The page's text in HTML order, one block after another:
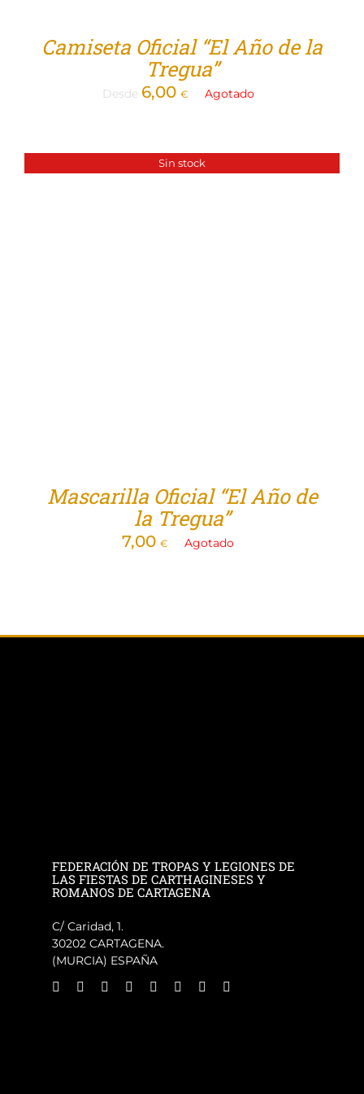
Camiseta Oficial “El Año de la
Tregua”
Desde 6,00 € Agotado
Sin stock
Mascarilla Oficial “El Año de
la Tregua”
7,00 € Agotado
FEDERACIÓN DE TROPAS Y LEGIONES DE
LAS FIESTAS DE CARTHAGINESES Y
ROMANOS DE CARTAGENA
C/ Caridad, 1.
30202 CARTAGENA.
(MURCIA) ESPAÑA